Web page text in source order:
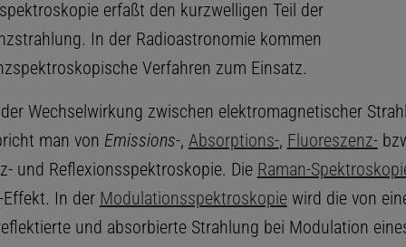
erfaßt den kurzwelligen Teil der
In der Radioastronomie kommen
Verfahren zum Einsatz.
Wechselwirkung zwischen elektromagnetischer
man von Emissions-, Absorptions-, Fluoreszenz-
und Reflexionsspektroskopie. Die Raman-
Effekt. In der Modulationsspektroskopiewird die von
und absorbierte Strahlung bei Modulation